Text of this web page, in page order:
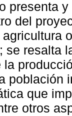
presenta
del
se resalta
población
que
otros